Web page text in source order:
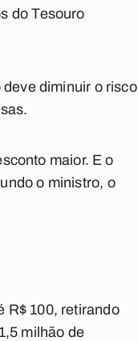
do Tesouro
diminuir o risco
maior. E o
o ministro, o
R$ 100, retirando
milhão de